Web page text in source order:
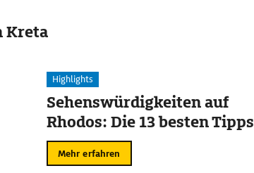
Kreta
Highlights
Sehenswürdigkeiten auf
Rhodos: Die 13 besten Tipps
Mehr erfahren